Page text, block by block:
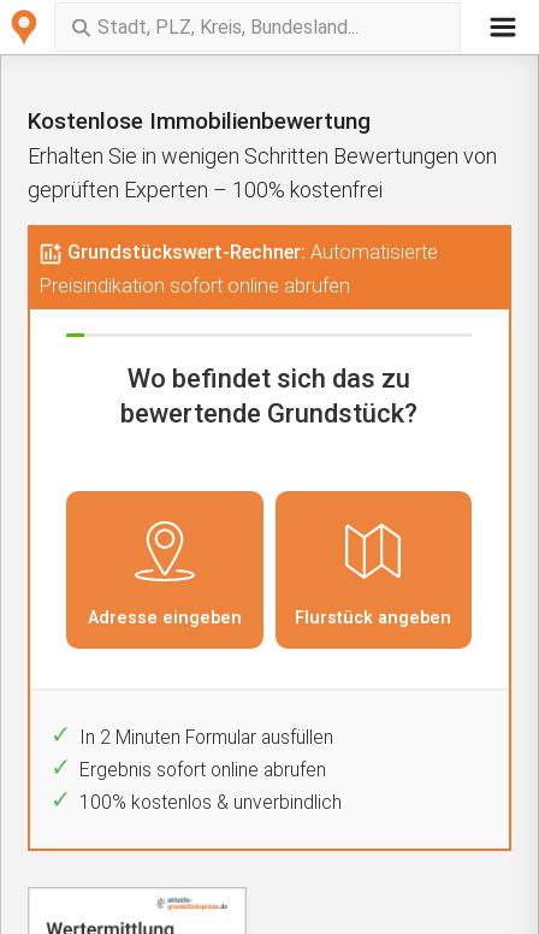
Kostenlose Immobilienbewertung
Erhalten Sie in wenigen Schritten Bewertungen von
geprüften Experten – 100% kostenfrei
Grundstückswert-Rechner: Automatisierte
Preisindikation sofort online abrufen
In 2 Minuten Formular ausfüllen
Ergebnis sofort online abrufen
100% kostenlos & unverbindlich